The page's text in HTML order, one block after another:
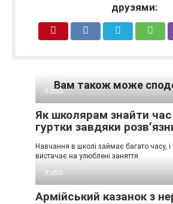
друзями:
Вам також може
Хоббі
Як школярам знайти час
гуртки завдяки
Навчання в школі займає багато часу, і
вистачає на улюблені заняття
Хоббі
Армійський казанок з